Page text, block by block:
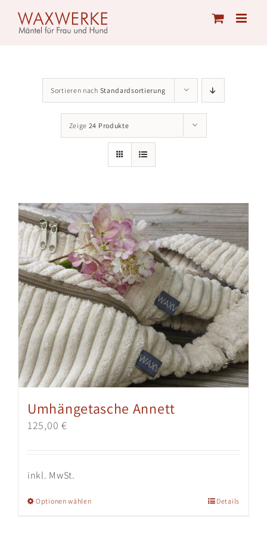
content
Sortieren nach Standardsortierung
Zeige 24 Produkte
Umhängetasche Annett
125,00 €
inkl. MwSt.
Optionen wählenDieses
Details